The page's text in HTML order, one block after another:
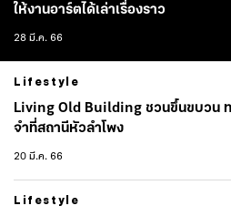
ให้งานอาร์ตได้เล่าเรื่องราว
28 มี.ค. 66
Lifestyle
Living Old Building ชวนขึ้นขบวน
จำที่สถานีหัวลำโพง
20 มี.ค. 66
Lifestyle